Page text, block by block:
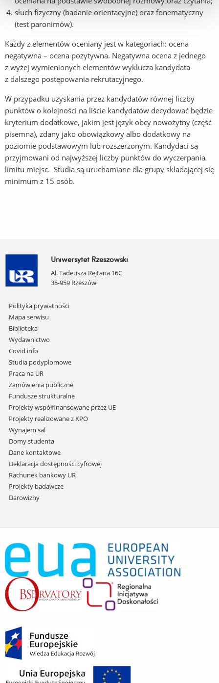
słuch fizyczny (badanie orientacyjne) oraz fonematyczny
(test paronimów).
Każdy z elementów oceniany jest w kategoriach: ocena
negatywna – ocena pozytywna. Negatywna ocena z jednego
z wyżej wymienionych elementów wyklucza kandydata
z dalszego postępowania rekrutacyjnego.
W przypadku uzyskania przez kandydatów równej liczby
punktów o kolejności na liście kandydatów decydować będzie
kryterium dodatkowe, jakim jest język obcy nowożytny (część
pisemna), zdany jako obowiązkowy albo dodatkowy na
poziomie podstawowym lub rozszerzonym. Kandydaci są
przyjmowani od najwyższej liczby punktów do wyczerpania
limitu miejsc. Studia są uruchamiane dla grupy składającej się
minimum z 15 osób.
Uniwersytet Rzeszowski
Al. Tadeusza Rejtana 16C
35-959 Rzeszów
Pomiń
nawigację
i
przejdź
do
treści
Polityka prywatności
Mapa serwisu
Biblioteka
Wydawnictwo
Covid info
Studia podyplomowe
Praca na UR
Zamówienia publiczne
Fundusze strukturalne
Projekty współfinansowane przez UE
Projekty realizowane z KPO
Wynajem sal
Domy studenta
Dane kontaktowe
Deklaracja dostępności cyfrowej
Rachunek bankowy UR
Projekty badawcze
Darowizny